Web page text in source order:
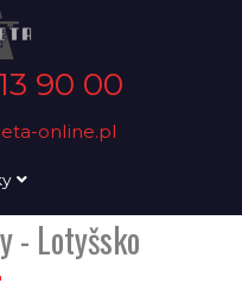
90 00
online.pl
- Lotyšsko